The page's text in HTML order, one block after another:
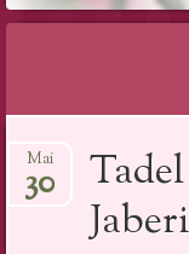
zum
Inhalt
Jaberi
Mai
30